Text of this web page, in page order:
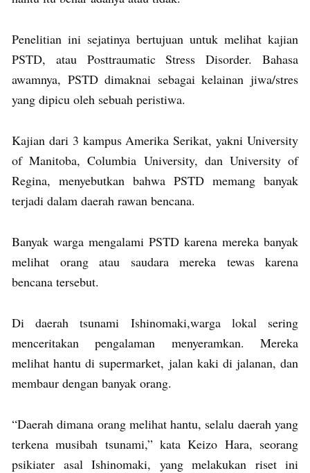
Penelitian ini sejatinya bertujuan untuk melihat kajian
PSTD, atau Posttraumatic Stress Disorder. Bahasa
awamnya, PSTD dimaknai sebagai kelainan jiwa/stres
yang dipicu oleh sebuah peristiwa.
Kajian dari 3 kampus Amerika Serikat, yakni University
of Manitoba, Columbia University, dan University of
Regina, menyebutkan bahwa PSTD memang banyak
terjadi dalam daerah rawan bencana.
Banyak warga mengalami PSTD karena mereka banyak
melihat orang atau saudara mereka tewas karena
bencana tersebut.
Di daerah tsunami Ishinomaki,warga lokal sering
menceritakan pengalaman menyeramkan. Mereka
melihat hantu di supermarket, jalan kaki di jalanan, dan
membaur dengan banyak orang.
“Daerah dimana orang melihat hantu, selalu daerah yang
terkena musibah tsunami,” kata Keizo Hara, seorang
psikiater asal Ishinomaki, yang melakukan riset ini